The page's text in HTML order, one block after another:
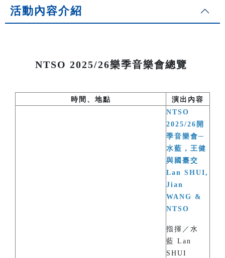
活動內容介紹
NTSO 2025/26樂季音樂會總覽
時間、地點 演出內容
NTSO
2025/26開
季音樂會─
水藍，王健
與國臺交
Lan SHUI,
Jian
WANG &
NTSO
指揮／水
藍 Lan
SHUI